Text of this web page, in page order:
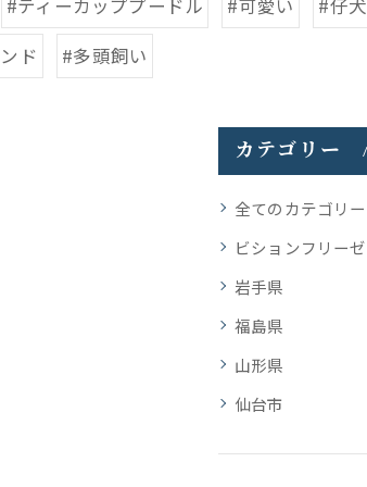
ド #多頭飼い
カテゴリー
全てのカテゴリー
ビションフリーゼ
岩手県
福島県
山形県
仙台市